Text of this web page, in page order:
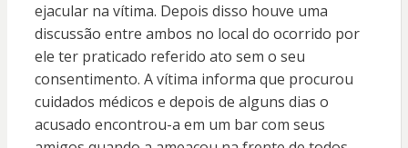
ejacular na vítima. Depois disso houve uma
discussão entre ambos no local do ocorrido por
ele ter praticado referido ato sem o seu
consentimento. A vítima informa que procurou
cuidados médicos e depois de alguns dias o
acusado encontrou-a em um bar com seus